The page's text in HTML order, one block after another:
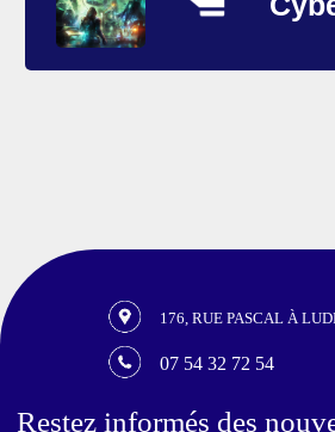
176, RUE PASCAL À
07 54 32 72 54
Restez informés des